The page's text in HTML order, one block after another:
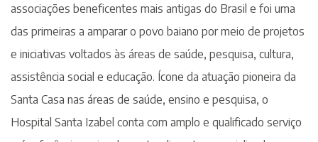
associações beneficentes mais antigas do Brasil e foi uma
das primeiras a amparar o povo baiano por meio de projetos
e iniciativas voltados às áreas de saúde, pesquisa, cultura,
assistência social e educação. Ícone da atuação pioneira da
Santa Casa nas áreas de saúde, ensino e pesquisa, o
Hospital Santa Izabel conta com amplo e qualificado serviço